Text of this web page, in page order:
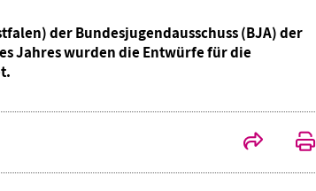
Mitgliedsgewerkschaften
Jobkompass
Bundesjugendtag
Ideencampus
Parlamentarisches Sommerfest
Vorteilswelt
der Bundesjugendausschuss (BJA) der
Jahres wurden die Entwürfe für die